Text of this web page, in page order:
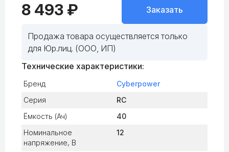
8 493 ₽ Заказать
Продажа товара осуществляется только
для Юр.лиц. (ООО, ИП)
Технические характеристики:
Бренд
Cyberpower
Серия
RC
Ёмкость (Ач)
40
Номинальное
напряжение, В
12